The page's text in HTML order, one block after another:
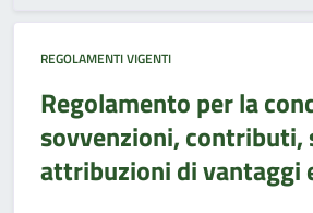
REGOLAMENTI VIGENTI
Regolamento per la
sovvenzioni, contributi,
attribuzioni di vantaggi